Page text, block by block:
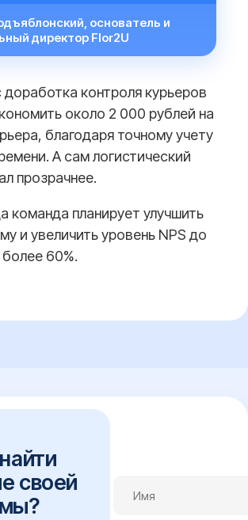
основатель и
директор Flor2U
контроля курьеров
около 2 000 рублей на
благодаря точному учету
А сам логистический
прозрачнее.
команда планирует улучшить
и увеличить уровень NPS до
более 60%.
своей